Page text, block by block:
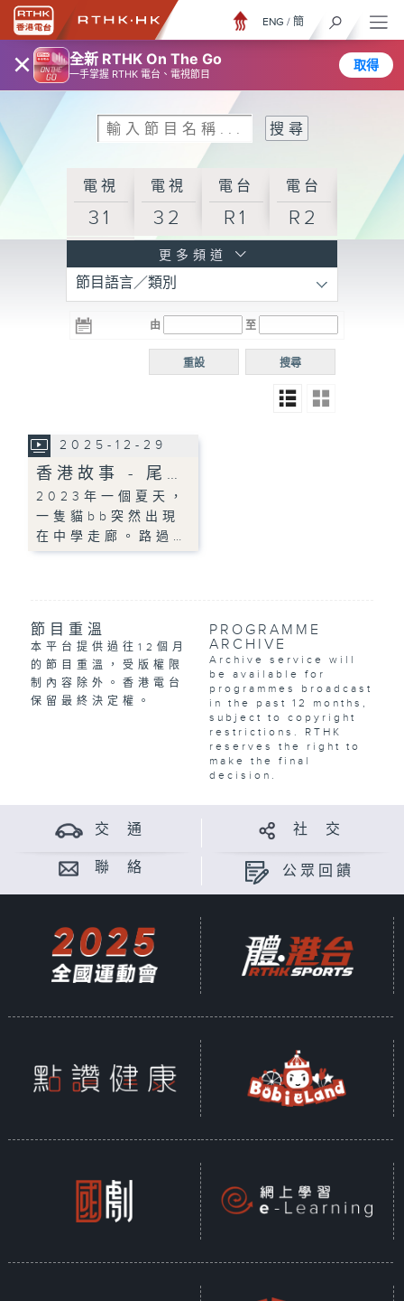
× 全新 RTHK On The Go
一手掌握 RTHK 電台、電視節目
取得
ENG / 簡
電視
31
電視
32
電台
R1
電台
R2
R3
電台 電台
R5
電台
普通
更多頻道
節目語言／類別
由 至
搜尋
重設
2025-12-29
香港故事 - 尾…
2023年一個夏天，
一隻貓bb突然出現
在中學走廊。路過…
節目重溫
本平台提供過往12個月
的節目重溫，受版權限
制內容除外。香港電台
保留最終決定權。
PROGRAMME
ARCHIVE
Archive service will
be available for
programmes broadcast
in the past 12 months,
subject to copyright
restrictions. RTHK
reserves the right to
make the final
decision.
交 通 社 交
聯 絡 公眾回饋